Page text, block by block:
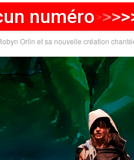
numéro>>>
Orlin et sa nouvelle création